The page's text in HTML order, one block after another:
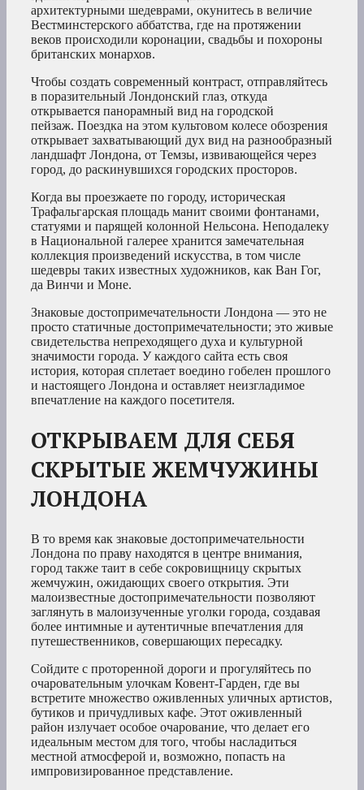
архитектурными шедеврами, окунитесь в величие
Вестминстерского аббатства, где на протяжении
веков происходили коронации, свадьбы и похороны
британских монархов.
Чтобы создать современный контраст, отправляйтесь
в поразительный Лондонский глаз, откуда
открывается панорамный вид на городской
пейзаж. Поездка на этом культовом колесе обозрения
открывает захватывающий дух вид на разнообразный
ландшафт Лондона, от Темзы, извивающейся через
город, до раскинувшихся городских просторов.
Когда вы проезжаете по городу, историческая
Трафальгарская площадь манит своими фонтанами,
статуями и парящей колонной Нельсона. Неподалеку
в Национальной галерее хранится замечательная
коллекция произведений искусства, в том числе
шедевры таких известных художников, как Ван Гог,
да Винчи и Моне.
Знаковые достопримечательности Лондона — это не
просто статичные достопримечательности; это живые
свидетельства непреходящего духа и культурной
значимости города. У каждого сайта есть своя
история, которая сплетает воедино гобелен прошлого
и настоящего Лондона и оставляет неизгладимое
впечатление на каждого посетителя.
ОТКРЫВАЕМ ДЛЯ СЕБЯ
СКРЫТЫЕ ЖЕМЧУЖИНЫ
ЛОНДОНА
В то время как знаковые достопримечательности
Лондона по праву находятся в центре внимания,
город также таит в себе сокровищницу скрытых
жемчужин, ожидающих своего открытия. Эти
малоизвестные достопримечательности позволяют
заглянуть в малоизученные уголки города, создавая
более интимные и аутентичные впечатления для
путешественников, совершающих пересадку.
Сойдите с проторенной дороги и прогуляйтесь по
очаровательным улочкам Ковент-Гарден, где вы
встретите множество оживленных уличных артистов,
бутиков и причудливых кафе. Этот оживленный
район излучает особое очарование, что делает его
идеальным местом для того, чтобы насладиться
местной атмосферой и, возможно, попасть на
импровизированное представление.